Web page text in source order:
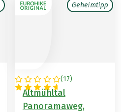
Geheimtipp
(17)
DEUTSCHLAND
Altmühltal
Panoramaweg,